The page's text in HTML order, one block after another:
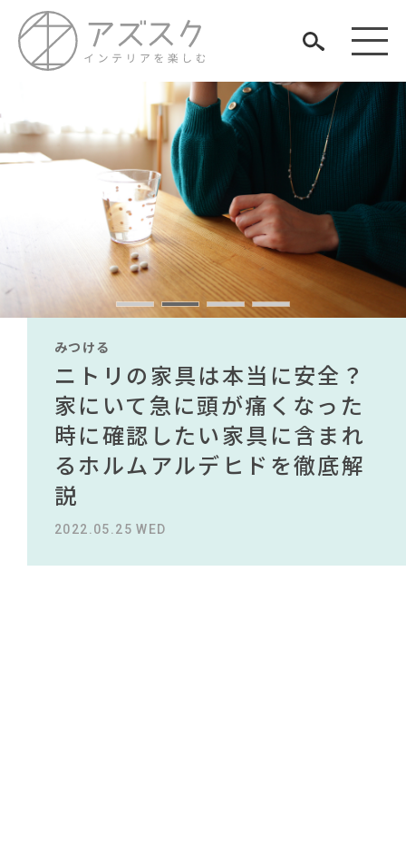
TAG LIST
#ニトリ#河淳#岡崎製材#映画#無印良品
#カリモク家具#関家具#材木屋のおやじとせがれ#一枚板
#良品計画#家具
#ファニタメ#テーブル
#インテリアスタイリングの法則
#コクヨ#おすすめ#2022 秋ドラマ
#サステナブル #大塚家具 #岸井ゆきの#大川家具
#インテリアの法則 #フェリシモ #アダル#コメリ
#オフィスチェア #2022 夏ドラマ#展示会
#KEYUCA
#タンスのゲン
#IKEA#MoMA
#ソファ
見つける
知る
楽しむ
ARCHIVE
NEWS
ABOUT
みつける
無印で有名デザイナーのアイ
テムが手に入る？無印良品で
買える有名デザイナーがデザ
インしたインテリアを一挙紹
介
2022.10.24 MON
みつける
IKEA家具は引っ越し業者を悩
ませる？引っ越し業者に敬遠
されている理由を徹底解
説！！
2023.09.27 WED
みつける
ニトリの家具は本当に安全？
家にいて急に頭が痛くなった
時に確認したい家具に含まれ
るホルムアルデヒドを徹底解
説
2022.05.25 WED
みつける
【部屋をおしゃれにしたい人
必見】今話題のインテリアス
タイルから定番スタイルまで
紹介！おすすめインテリアス
タイル18選
2023.09.23 SAT
みつける
無印で有名デザイナーのアイ
テムが手に入る？無印良品で
買える有名デザイナーがデザ
インしたインテリアを一挙紹
介
2022.10.24 MON
みつける
IKEA家具は引っ越し業者を悩
ませる？引っ越し業者に敬遠
されている理由を徹底解
説！！
2023.09.27 WED